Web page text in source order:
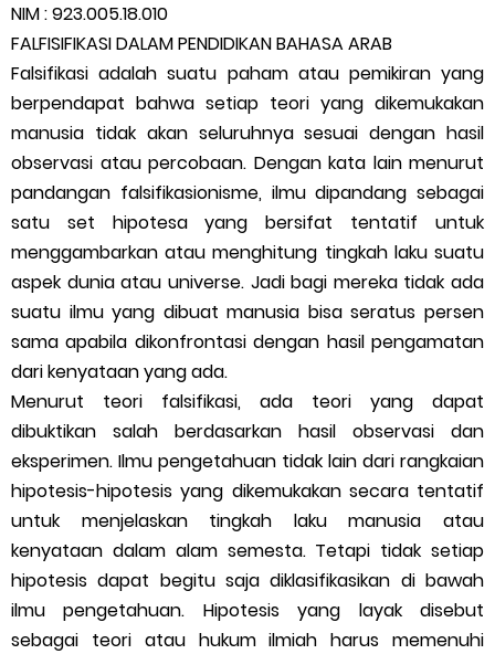
NIM : 923.005.18.010
FALFISIFIKASI DALAM PENDIDIKAN BAHASA ARAB
Falsifikasi adalah suatu paham atau pemikiran yang
berpendapat bahwa setiap teori yang dikemukakan
manusia tidak akan seluruhnya sesuai dengan hasil
observasi atau percobaan. Dengan kata lain menurut
pandangan falsifikasionisme, ilmu dipandang sebagai
satu set hipotesa yang bersifat tentatif untuk
menggambarkan atau menghitung tingkah laku suatu
aspek dunia atau universe. Jadi bagi mereka tidak ada
suatu ilmu yang dibuat manusia bisa seratus persen
sama apabila dikonfrontasi dengan hasil pengamatan
dari kenyataan yang ada.
Menurut teori falsifikasi, ada teori yang dapat
dibuktikan salah berdasarkan hasil observasi dan
eksperimen. Ilmu pengetahuan tidak lain dari rangkaian
hipotesis-hipotesis yang dikemukakan secara tentatif
untuk menjelaskan tingkah laku manusia atau
kenyataan dalam alam semesta. Tetapi tidak setiap
hipotesis dapat begitu saja diklasifikasikan di bawah
ilmu pengetahuan. Hipotesis yang layak disebut
sebagai teori atau hukum ilmiah harus memenuhi